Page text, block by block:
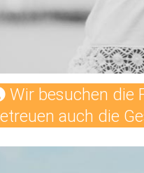
Wir besuchen die
auch die